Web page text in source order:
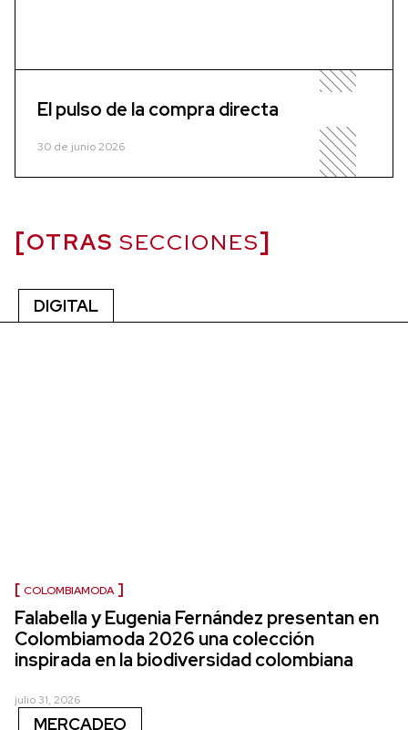
El pulso de la compra directa
30 de junio 2026
OTRAS SECCIONES
DIGITAL
COLOMBIAMODA
Falabella y Eugenia Fernández presentan en
Colombiamoda 2026 una colección
inspirada en la biodiversidad colombiana
julio 31, 2026
MERCADEO